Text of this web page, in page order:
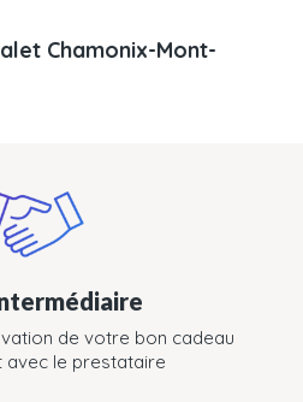
Chamonix-Mont-
de votre bon cadeau
avec le prestataire